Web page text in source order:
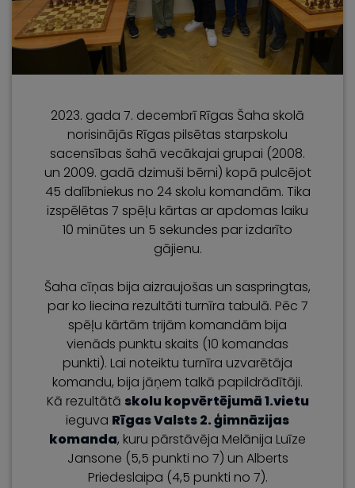
2023. gada 7. decembrī Rīgas Šaha skolā
norisinājās Rīgas pilsētas starpskolu
sacensības šahā vecākajai grupai (2008.
un 2009. gadā dzimuši bērni) kopā pulcējot
45 dalībniekus no 24 skolu komandām. Tika
izspēlētas 7 spēļu kārtas ar apdomas laiku
10 minūtes un 5 sekundes par izdarīto
gājienu.
Šaha cīņas bija aizraujošas un saspringtas,
par ko liecina rezultāti turnīra tabulā. Pēc 7
spēļu kārtām trijām komandām bija
vienāds punktu skaits (10 komandas
punkti). Lai noteiktu turnīra uzvarētāja
komandu, bija jāņem talkā papildrādītāji.
Kā rezultātā skolu kopvērtējumā 1.vietu
ieguva Rīgas Valsts 2. ģimnāzijas
komanda, kuru pārstāvēja Melānija Luīze
Jansone (5,5 punkti no 7) un Alberts
Priedeslaipa (4,5 punkti no 7).